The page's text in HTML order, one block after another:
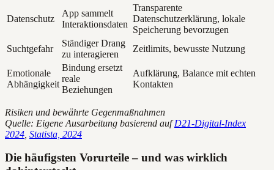
Datenschutz
App sammelt
Interaktionsdaten
Transparente
Datenschutzerklärung, lokale
Speicherung bevorzugen
Suchtgefahr
Ständiger Drang
zu interagieren
Zeitlimits, bewusste Nutzung
Emotionale
Abhängigkeit
Bindung ersetzt
reale
Beziehungen
Aufklärung, Balance mit echten
Kontakten
Risiken und bewährte Gegenmaßnahmen
Quelle: Eigene Ausarbeitung basierend aufD21-Digital-Index
2024 Statista, 2024
Die häufigsten Vorurteile – und was wirklich